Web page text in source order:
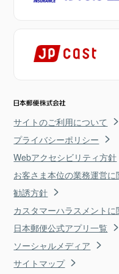
サイトのご利用について
プライバシーポリシー
Webアクセシビリティ方針
お客さま本位の業務運営
勧誘方針
カスタマーハラスメント
日本郵便公式アプリ一覧
ソーシャルメディア
サイトマップ